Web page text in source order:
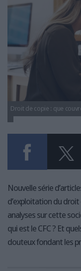
LES GUIDES PRATIQUES
LES BASES DE DONNÉES
L'ESPACE EMPLOI
L'AGENDA
LES LIVRES BLANCS
LES SUPPLÉMENTS
NOS OFFRES
Droit de copie : que
Nouvelle série
d’exploitation du
analyses sur cette
qui est le CFC ? Et
douteux fondant les